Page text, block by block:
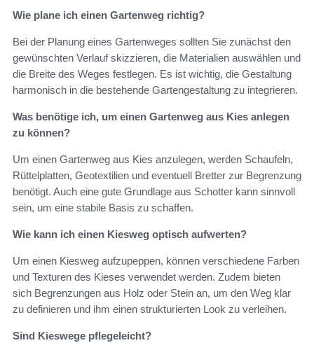
Wie plane ich einen Gartenweg richtig?
Bei der Planung eines Gartenweges sollten Sie zunächst den
gewünschten Verlauf skizzieren, die Materialien auswählen und
die Breite des Weges festlegen. Es ist wichtig, die Gestaltung
harmonisch in die bestehende Gartengestaltung zu integrieren.
Was benötige ich, um einen Gartenweg aus Kies anlegen
zu können?
Um einen Gartenweg aus Kies anzulegen, werden Schaufeln,
Rüttelplatten, Geotextilien und eventuell Bretter zur Begrenzung
benötigt. Auch eine gute Grundlage aus Schotter kann sinnvoll
sein, um eine stabile Basis zu schaffen.
Wie kann ich einen Kiesweg optisch aufwerten?
Um einen Kiesweg aufzupeppen, können verschiedene Farben
und Texturen des Kieses verwendet werden. Zudem bieten
sich Begrenzungen aus Holz oder Stein an, um den Weg klar
zu definieren und ihm einen strukturierten Look zu verleihen.
Sind Kieswege pflegeleicht?